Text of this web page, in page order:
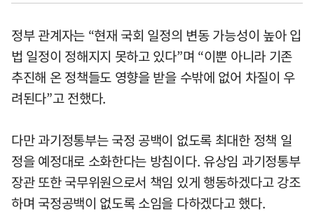
정부 관계자는 “현재 국회 일정의 변동 가능성이 높아 입
법 일정이 정해지지 못하고 있다”며 “이뿐 아니라 기존
추진해 온 정책들도 영향을 받을 수밖에 없어 차질이 우
려된다”고 전했다.
다만 과기정통부는 국정 공백이 없도록 최대한 정책 일
정을 예정대로 소화한다는 방침이다. 유상임 과기정통부
장관 또한 국무위원으로서 책임 있게 행동하겠다고 강조
하며 국정공백이 없도록 소임을 다하겠다고 했다.